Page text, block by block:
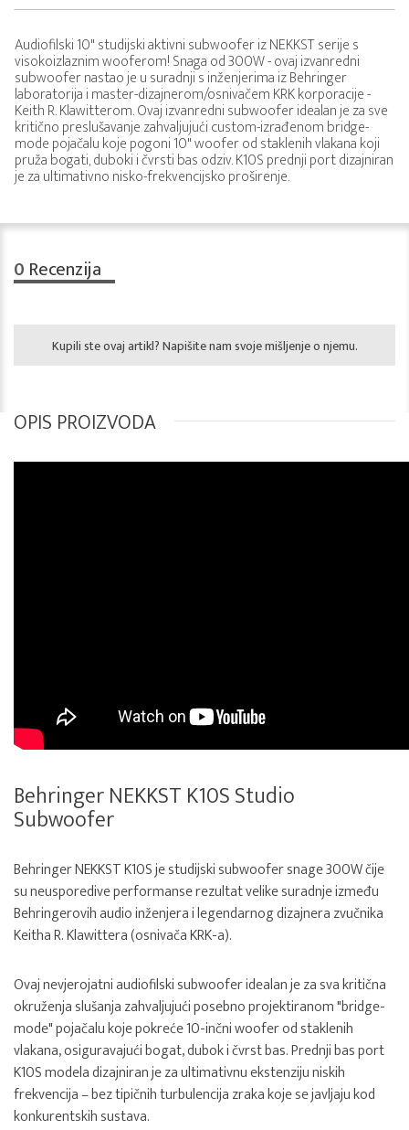
Audiofilski 10" studijski aktivni subwoofer iz NEKKST serije s
visokoizlaznim wooferom! Snaga od 300W - ovaj izvanredni
subwoofer nastao je u suradnji s inženjerima iz Behringer
laboratorija i master-dizajnerom/osnivačem KRK korporacije -
Keith R. Klawitterom. Ovaj izvanredni subwoofer idealan je za sve
kritično preslušavanje zahvaljujući custom-izrađenom bridge-
mode pojačalu koje pogoni 10" woofer od staklenih vlakana koji
pruža bogati, duboki i čvrsti bas odziv. K10S prednji port dizajniran
je za ultimativno nisko-frekvencijsko proširenje.
0 Recenzija
Kupili ste ovaj artikl? Napišite nam svoje mišljenje o njemu.
OPIS PROIZVODA
Behringer NEKKST K10S Studio
Subwoofer
Behringer NEKKST K10S je studijski subwoofer snage 300W čije
su neusporedive performanse rezultat velike suradnje između
Behringerovih audio inženjera i legendarnog dizajnera zvučnika
Keitha R. Klawittera (osnivača KRK-a).
Ovaj nevjerojatni audiofilski subwoofer idealan je za sva kritična
okruženja slušanja zahvaljujući posebno projektiranom "bridge-
mode" pojačalu koje pokreće 10-inčni woofer od staklenih
vlakana, osiguravajući bogat, dubok i čvrst bas. Prednji bas port
K10S modela dizajniran je za ultimativnu ekstenziju niskih
frekvencija – bez tipičnih turbulencija zraka koje se javljaju kod
konkurentskih sustava.